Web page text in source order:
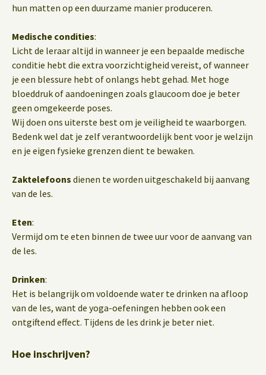
hun matten op een duurzame manier produceren.
Medische condities:
Licht de leraar altijd in wanneer je een bepaalde medische
conditie hebt die extra voorzichtigheid vereist, of wanneer
je een blessure hebt of onlangs hebt gehad. Met hoge
bloeddruk of aandoeningen zoals glaucoom doe je beter
geen omgekeerde poses.
Wij doen ons uiterste best om je veiligheid te waarborgen.
Bedenk wel dat je zelf verantwoordelijk bent voor je welzijn
en je eigen fysieke grenzen dient te bewaken.
Zaktelefoons dienen te worden uitgeschakeld bij aanvang
van de les.
Eten:
Vermijd om te eten binnen de twee uur voor de aanvang van
de les.
Drinken:
Het is belangrijk om voldoende water te drinken na afloop
van de les, want de yoga-oefeningen hebben ook een
ontgiftend effect. Tijdens de les drink je beter niet.
Hoe inschrijven?